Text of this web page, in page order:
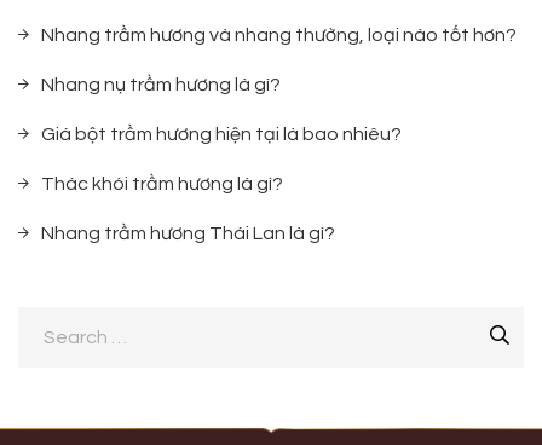
Nhang trầm hương và nhang thường, loại nào tốt hơn?
Nhang nụ trầm hương là gì?
Giá bột trầm hương hiện tại là bao nhiêu?
Thác khói trầm hương là gì?
Nhang trầm hương Thái Lan là gì?